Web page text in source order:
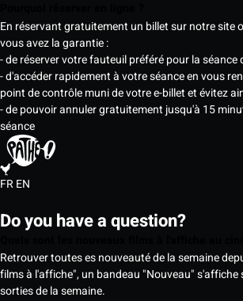
En réservant gratuitement un billet sur notre site
vous avez la garantie :
- de réserver votre fauteuil préféré pour la séance
- d'accéder rapidement à votre séance en vous
point de contrôle muni de votre e-billet et évitez
- de pouvoir annuler gratuitement jusqu'à 15
séance
FREN
Do you have a question?
Retrouver toutes es nouveauté de la semaine
films à l'affiche", un bandeau "Nouveau" s'affiche
sorties de la semaine.